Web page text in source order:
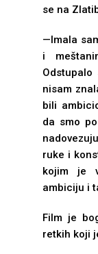
se na
—Imala
i
nisam
bili
da smo
ruke i
kojim je
ambiciju i
Film je
retkih koji